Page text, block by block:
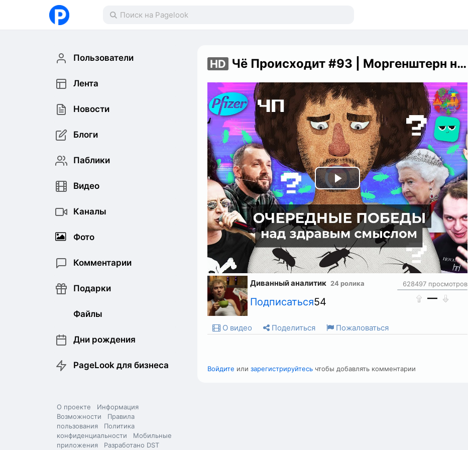
Пользователи
Лента
Новости
Блоги
Паблики
Видео
Каналы
Фото
Комментарии
Подарки
Файлы
Дни рождения
PageLook для бизнеса
О проекте
Информация
Возможности
Правила
пользования
Политика
конфиденциальности
Мобильные
приложения
Разработано DST
HD Чё Происходит #93 | Моргенштерн не вернётся, Хованский сядет, в Таджикистане беспорядки
Play
Video
Диванный аналитик 24 ролика
Подписаться54
628497 просмотров
—
О видео Поделиться Пожаловаться
Войдите или зарегистрируйтесь чтобы добавлять комментарии